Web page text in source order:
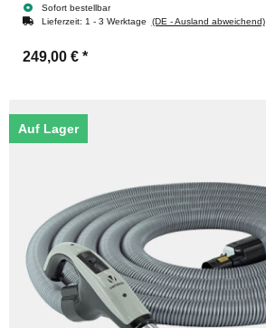
Sofort bestellbar
Lieferzeit: 1 - 3 Werktage (DE - Ausland abweichend)
249,00 € *
Auf Lager